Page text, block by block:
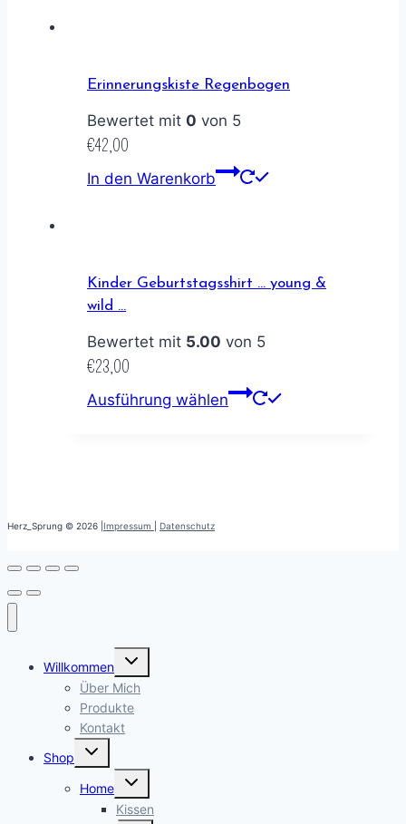
Erinnerungskiste Regenbogen
Bewertet mit 0 von 5
€42,00
In den Warenkorb
Kinder Geburtstagsshirt … young &
wild …
Bewertet mit 5.00 von 5
€23,00
Ausführung wählen
Herz_Sprung © 2026 | Impressum Datenschutz
Willkommen
Untermenü
Über Mich
Produkte
Kontakt
Shop
Untermenü
Home
Untermenü
Kissen